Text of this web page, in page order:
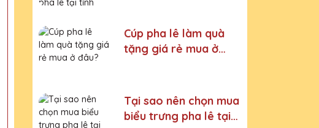
Cúp pha lê làm quà
tặng giá rẻ mua ở
Tại sao nên chọn mua
biểu trưng pha lê tại